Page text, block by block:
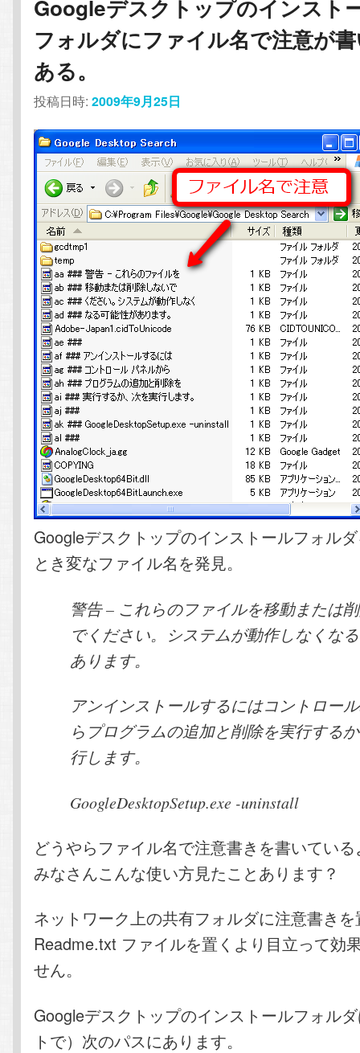
Googleデスクトップのインスト
フォルダにファイル名で注意が
ある。
投稿日時:2009年9月25日
Googleデスクトップのインストールフォル
とき変なファイル名を発見。
警告 – これらのファイルを移動または
でください。システムが動作しなくな
あります。
アンインストールするにはコントロー
らプログラムの追加と削除を実行する
行します。
GoogleDesktopSetup.exe -uninstall
どうやらファイル名で注意書きを書いてい
みなさんこんな使い方見たことあります？
ネットワーク上の共有フォルダに注意書き
Readme.txt ファイルを置くより目立って効
せん。
Googleデスクトップのインストールフォル
トで）次のパスにあります。